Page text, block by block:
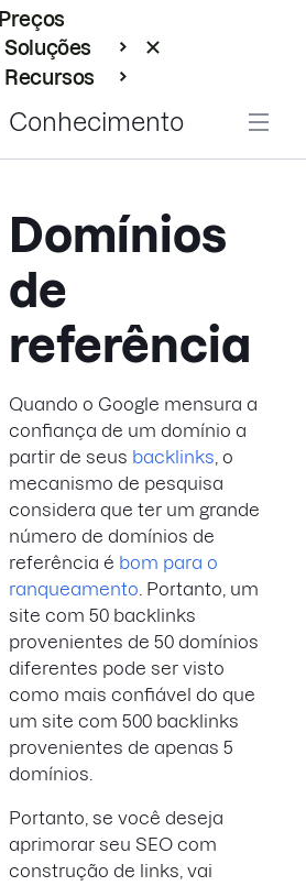
Preços
Soluções
Recursos
Conhecimento
Domínios
de
referência
Quando o Google mensura a
confiança de um domínio a
partir de seus backlinks , o
mecanismo de pesquisa
considera que ter um grande
número de domínios de
referência é bom para o
ranqueamento . Portanto, um
site com 50 backlinks
provenientes de 50 domínios
diferentes pode ser visto
como mais confiável do que
um site com 500 backlinks
provenientes de apenas 5
domínios.
Portanto, se você deseja
aprimorar seu SEO com
construção de links, vai